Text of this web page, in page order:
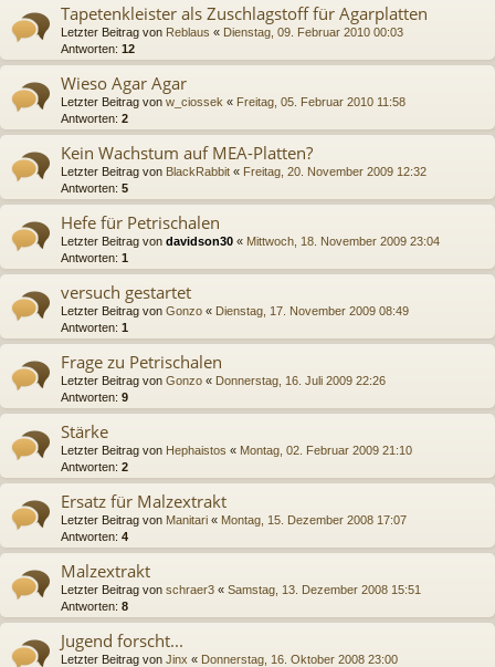
Tapetenkleister als Zuschlagstoff für Agarplatten
Letzter Beitrag von Reblaus « Dienstag, 09. Februar 2010 00:03
Antworten: 12
Wieso Agar Agar
Letzter Beitrag von w_ciossek « Freitag, 05. Februar 2010 11:58
Antworten: 2
Kein Wachstum auf MEA-Platten?
Letzter Beitrag von BlackRabbit « Freitag, 20. November 2009 12:32
Antworten: 5
Hefe für Petrischalen
Letzter Beitrag von davidson30 « Mittwoch, 18. November 2009 23:04
Antworten: 1
versuch gestartet
Letzter Beitrag von Gonzo « Dienstag, 17. November 2009 08:49
Antworten: 1
Frage zu Petrischalen
Letzter Beitrag von Gonzo « Donnerstag, 16. Juli 2009 22:26
Antworten: 9
Stärke
Letzter Beitrag von Hephaistos « Montag, 02. Februar 2009 21:10
Antworten: 2
Ersatz für Malzextrakt
Letzter Beitrag von Manitari « Montag, 15. Dezember 2008 17:07
Antworten: 4
Malzextrakt
Letzter Beitrag von schraer3 « Samstag, 13. Dezember 2008 15:51
Antworten: 8
Jugend forscht...
Letzter Beitrag von Jinx « Donnerstag, 16. Oktober 2008 23:00